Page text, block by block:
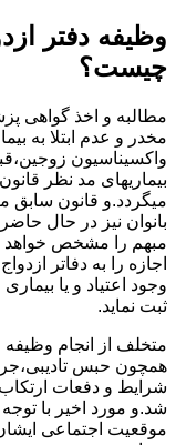
وظیفه دفتر
چیست؟
مطالبه و اخذ گواهی
مخدر و عدم ابتلا به
بیماریهای مد نظر
میگردد.و قانون سابق
بانوان نیز در حال
مبهم را مشخص خواهد
اجازه را به دفاتر
وجود اعتیاد و یا
ثبت نماید.
متخلف از انجام وظیفه
همچون حبس
شرایط و دفعات
شد.و مورد اخیر با
موقعیت اجتماعی